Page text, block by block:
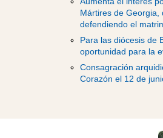
Mártires de Georgia,
defendiendo el
Para las diócesis de
oportunidad para la
Consagración
Corazón el 12 de